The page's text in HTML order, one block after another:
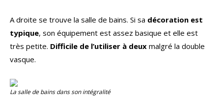
A droite se trouve la salle de bains. Si sa décoration est
typique, son équipement est assez basique et elle est
très petite. Difficile de l’utiliser à deux malgré la double
vasque.
La salle de bains dans son intégralité